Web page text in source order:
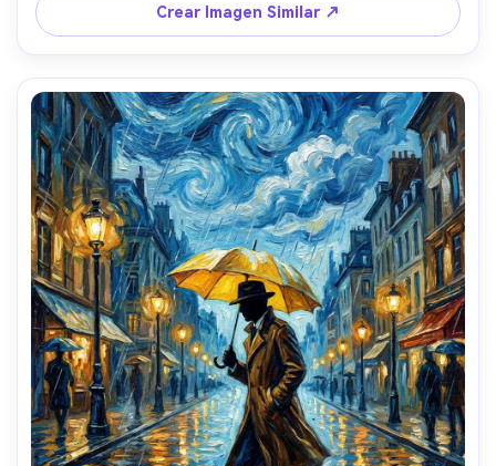
profundidad emocional, iluminación de retrato de calidad
museo traducida a color pictórico, lente 85mm, poca
profundidad de campo --ar 4:5
Crear Imagen Similar ↗